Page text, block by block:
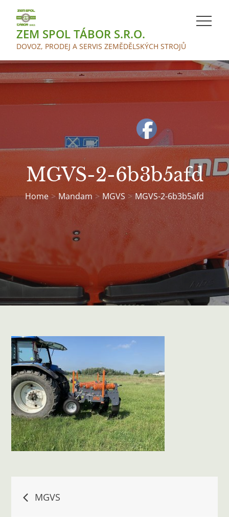
contentZEM SPOL TÁBOR S.R.O.
DOVOZ, PRODEJ A SERVIS ZEMĚDĚLSKÝCH STROJŮ
MGVS-2-6b3b5afd
Home Mandam MGVS MGVS-2-6b3b5afd
Navigace
MGVS